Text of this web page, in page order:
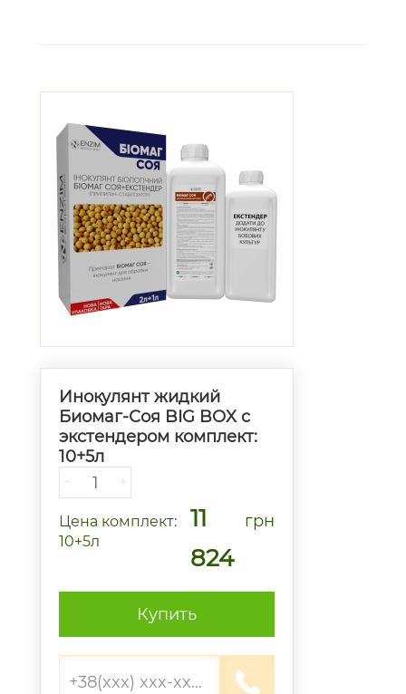
Инокулянт жидкий
Биомаг-Соя BIG BOX с
экстендером комплект:
10+5л
− +
Цена комплект:
10+5л
11
824
грн
Купить